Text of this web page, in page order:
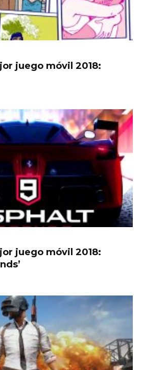
juego móvil 2018:
juego móvil 2018: